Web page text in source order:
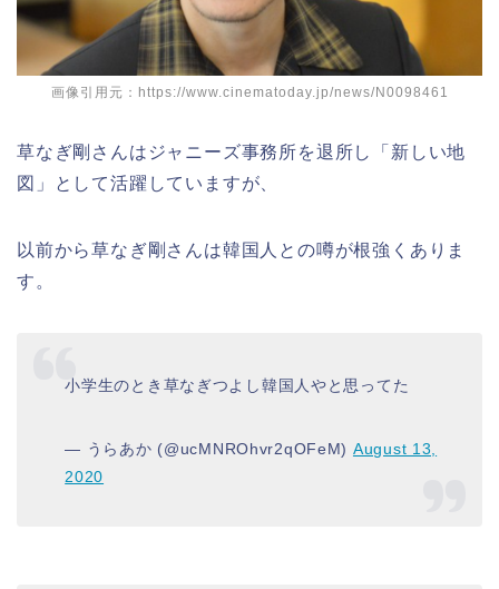
画像引用元：https://www.cinematoday.jp/news/N0098461
草なぎ剛さんはジャニーズ事務所を退所し「新しい地
図」として活躍していますが、
以前から草なぎ剛さんは韓国人との噂が根強くありま
す。
小学生のとき草なぎつよし韓国人やと思ってた
— うらあか (@ucMNROhvr2qOFeM) August 13,
2020